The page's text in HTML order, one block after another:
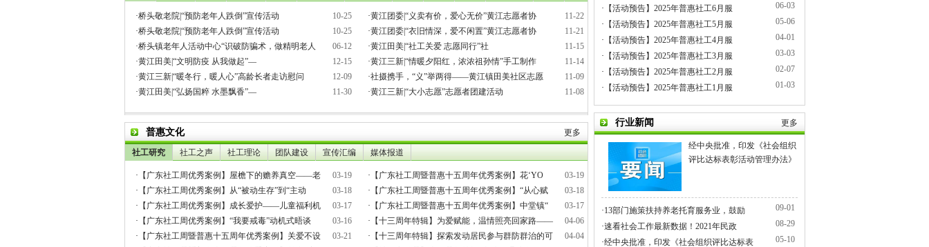
10-25
·桥头敬老院|“预防老年人跌倒”宣传活动
10-25
·桥头敬老院|“预防老年人跌倒”宣传活动
06-12
·桥头镇老年人活动中心“识破防骗术，做精明老人
12-15
·黄江田美|“文明防疫 从我做起”—
12-09
·黄江三新|“暖冬行，暖人心”高龄长者走访慰问
11-30
·黄江田美|“弘扬国粹 水墨飘香”—
11-22
·黄江团委|“义卖有价，爱心无价”黄江志愿者协
11-21
·黄江团委|“衣旧情深，爱不闲置”黄江志愿者协
11-15
·黄江田美|“社工关爱 志愿同行”社
11-14
·黄江三新|“情暖夕阳红，浓浓祖孙情”手工制作
11-09
·社摄携手，“义”举两得——黄江镇田美社区志愿
11-08
·黄江三新|“大小志愿”志愿者团建活动
更多
普惠文化
社工研究 社工之声 社工理论 团队建设 宣传汇编 媒体报道
03-19
· 【广东社工周优秀案例】屋檐下的赡养真空——老
03-18
· 【广东社工周优秀案例】从“被动生存”到“主动
03-17
· 【广东社工周优秀案例】成长爱护——儿童福利机
03-16
· 【广东社工周优秀案例】“我要戒毒”动机式晤谈
03-21
· 【广东社工周暨普惠十五周年优秀案例】关爱不设
03-19
· 【广东社工周暨普惠十五周年优秀案例】花‘YO
03-18
· 【广东社工周暨普惠十五周年优秀案例】“从心赋
03-17
· 【广东社工周暨普惠十五周年优秀案例】中堂镇“
04-06
· 【十三周年特辑】为爱赋能，温情照亮回家路——
04-04
· 【十三周年特辑】探索发动居民参与群防群治的可
06-03
· 【活动预告】2025年普惠社工6月服
05-06
· 【活动预告】2025年普惠社工5月服
04-01
· 【活动预告】2025年普惠社工4月服
03-03
· 【活动预告】2025年普惠社工3月服
02-07
· 【活动预告】2025年普惠社工2月服
01-03
· 【活动预告】2025年普惠社工1月服
更多
行业新闻
经中央批准，印发《社会组织
评比达标表彰活动管理办法》
09-01
·13部门施策扶持养老托育服务业，鼓励
08-29
·速看社会工作最新数据！2021年民政
05-10
·经中央批准，印发《社会组织评比达标表